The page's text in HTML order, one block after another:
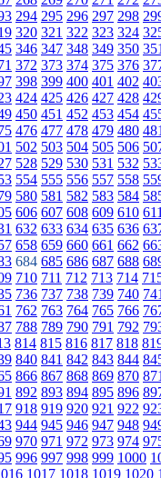
294 295 296 297 298
320 321 322 323 324
346 347 348 349 350
372 373 374 375 376
398 399 400 401 402
424 425 426 427 428
450 451 452 453 454
476 477 478 479 480
502 503 504 505 506
528 529 530 531 532
554 555 556 557 558
580 581 582 583 584
606 607 608 609 610
632 633 634 635 636
658 659 660 661 662
684 685 686 687 688
710 711 712 713 714
736 737 738 739 740
762 763 764 765 766
788 789 790 791 792
814 815 816 817 818
840 841 842 843 844
866 867 868 869 870
892 893 894 895 896
918 919 920 921 922
944 945 946 947 948
970 971 972 973 974
996 997 998 999 1000
1017 1018 1019 1020